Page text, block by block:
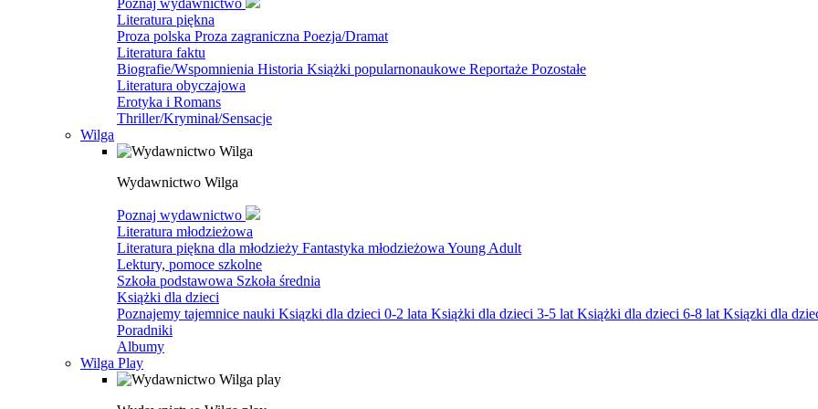
Poznaj wydawnictwo
Literatura piękna
Proza polska Proza zagraniczna Poezja/Dramat
Literatura faktu
Biografie/Wspomnienia Historia Książki popularnonaukowe Reportaże Pozostałe
Literatura obyczajowa
Erotyka i Romans
Thriller/Kryminał/Sensacje
Wilga
Wydawnictwo Wilga
Poznaj wydawnictwo
Literatura młodzieżowa
Literatura piękna dla młodzieży Fantastyka młodzieżowa Young Adult
Lektury, pomoce szkolne
Szkoła podstawowa Szkoła średnia
Książki dla dzieci
Poznajemy tajemnice nauki Ksiązki dla dzieci 0-2 lata Książki dla dzieci 3-5 lat Książki dla dzieci 6-8 lat Ksiązki dla
Poradniki
Albumy
Wilga Play